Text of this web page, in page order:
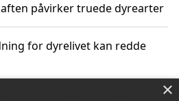
påvirker truede dyrearter
for dyrelivet kan redde
×